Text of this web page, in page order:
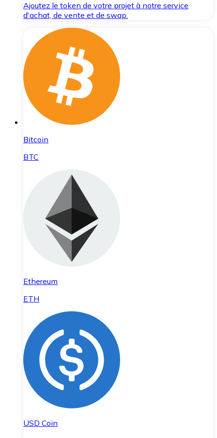
Ajoutez le token de votre projet à notre service
d'achat, de vente et de swap.
Bitcoin
BTC
Ethereum
ETH
USD Coin